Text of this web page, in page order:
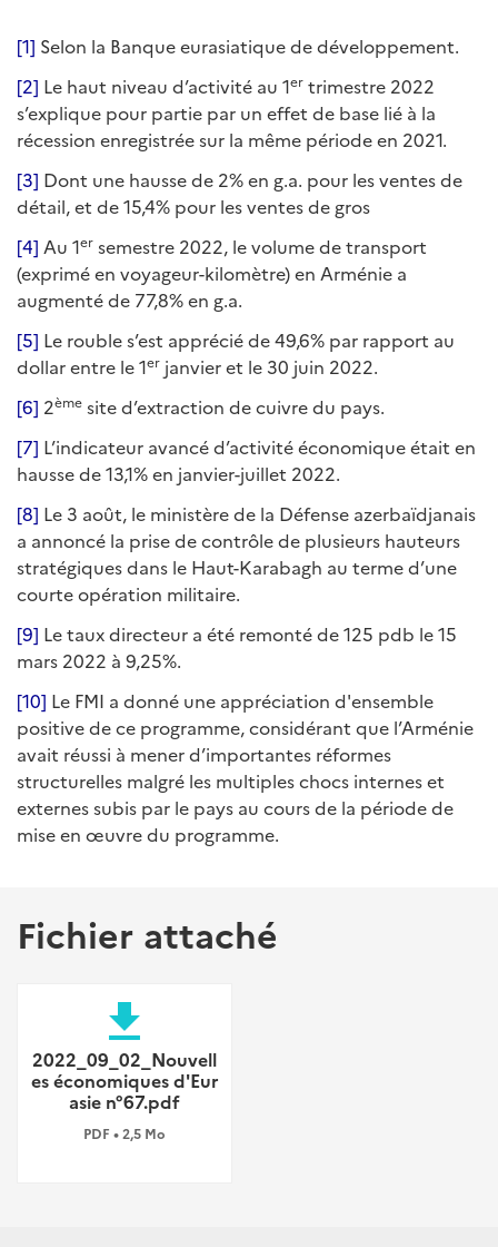
[1] Selon la Banque eurasiatique de développement.
[2] Le haut niveau d’activité au 1er trimestre 2022
s’explique pour partie par un effet de base lié à la
récession enregistrée sur la même période en 2021.
[3] Dont une hausse de 2% en g.a. pour les ventes de
détail, et de 15,4% pour les ventes de gros
[4] Au 1er semestre 2022, le volume de transport
(exprimé en voyageur-kilomètre) en Arménie a
augmenté de 77,8% en g.a.
[5] Le rouble s’est apprécié de 49,6% par rapport au
dollar entre le 1er janvier et le 30 juin 2022.
[6] 2ème site d’extraction de cuivre du pays.
[7] L’indicateur avancé d’activité économique était en
hausse de 13,1% en janvier-juillet 2022.
[8] Le 3 août, le ministère de la Défense azerbaïdjanais
a annoncé la prise de contrôle de plusieurs hauteurs
stratégiques dans le Haut-Karabagh au terme d’une
courte opération militaire.
[9] Le taux directeur a été remonté de 125 pdb le 15
mars 2022 à 9,25%.
[10] Le FMI a donné une appréciation d'ensemble
positive de ce programme, considérant que l’Arménie
avait réussi à mener d’importantes réformes
structurelles malgré les multiples chocs internes et
externes subis par le pays au cours de la période de
mise en œuvre du programme.
Fichier attaché
file_download
2022_09_02_Nouvell
es économiques d'Eur
asie n°67.pdf
PDF • 2,5 Mo